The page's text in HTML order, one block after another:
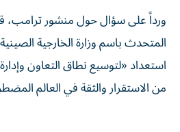
ورداً على سؤال حول منشور ترامب،
المتحدث باسم وزارة الخارجية
استعداد «لتوسيع ‌نطاق التعاون
من الاستقرار والثقة ⁠في العالم